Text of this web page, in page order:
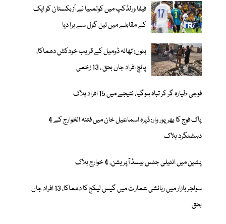
فیفا ورلڈکپ میں کولمبیا نے اُزبکستان کو ایک
کے مقابلے میں تین گول سے ہرا دیا
بنوں: تھانہ ڈومیل کے قریب خودکش دھماکا،
پانچ افراد جاں بحق ، 13 زخمی
فوجی طیارہ گر کر تباہ ہوگیا، نتیجے میں 15 افراد ہلاک
پاک فوج کا بھرپور وار: ڈیرہ اسماعیل خان میں فتنہ الخوارج کے 4
دہشتگرد ہلاک
پشین میں انٹیلی جنس بیسڈ آپریشن، 4 خوارج ہلاک
سولجر بازار میں رہائشی عمارت میں گیس لیکج کا دھماکا، 13 افراد جاں
بحق